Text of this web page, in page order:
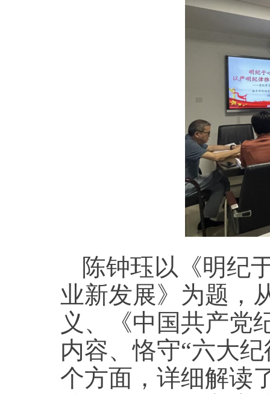
陈钟珏以《明纪
业新发展》为题，
义、《中国共产党
内容、恪守“六大
个方面，详细解读